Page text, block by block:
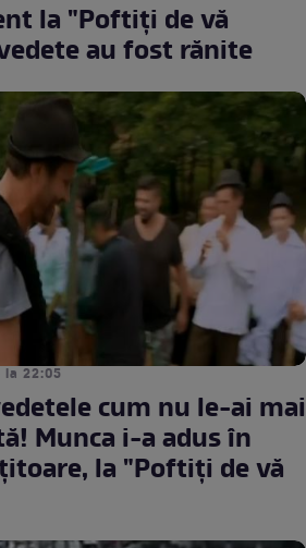
la "Poftiţi de vă
au fost rănite
la 22:05
cum nu le-ai mai
Munca i-a adus în
la "Poftiţi de vă